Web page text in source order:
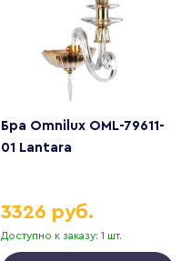
Бра Omnilux OML-79611-
01 Lantara
Доступно к заказу: 1 шт.
3326 руб.